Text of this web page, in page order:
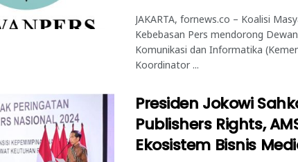
JAKARTA, fornews.co – Koalisi
Kebebasan Pers mendorong
Komunikasi dan Informatika
Koordinator ...
Presiden Jokowi
Publishers Rights,
Ekosistem Bisnis